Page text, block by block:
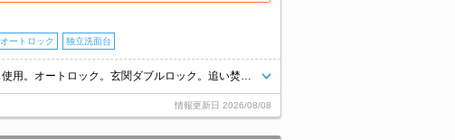
オートロック 独立洗面台
情報更新日 2026/08/08